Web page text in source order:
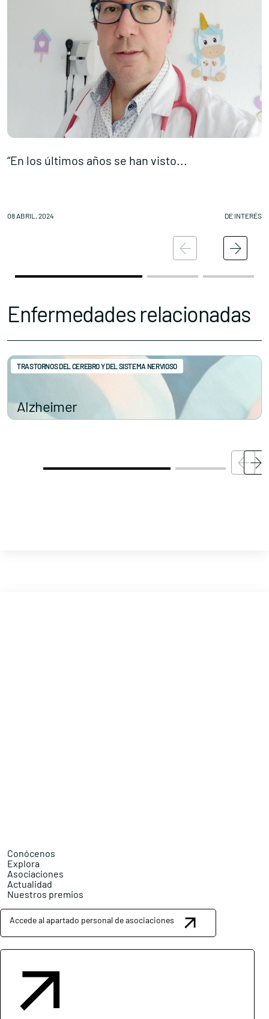
“En los últimos años se han visto...
08 ABRIL, 2024 DE INTERÉS
Enfermedades relacionadas
Alzheimer
TRASTORNOS DEL CEREBRO Y DEL SISTEMA NERVIOSO
Conócenos
Explora
Asociaciones
Actualidad
Nuestros premios
Accede al apartado personal de asociaciones